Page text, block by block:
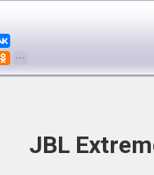
JBL